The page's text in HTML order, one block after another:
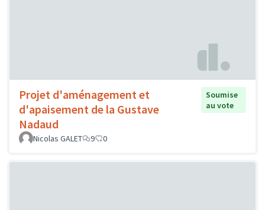
Projet d'aménagement et
d'apaisement de la Gustave
Nadaud
Soumise
au vote
Nicolas GALET 9 0